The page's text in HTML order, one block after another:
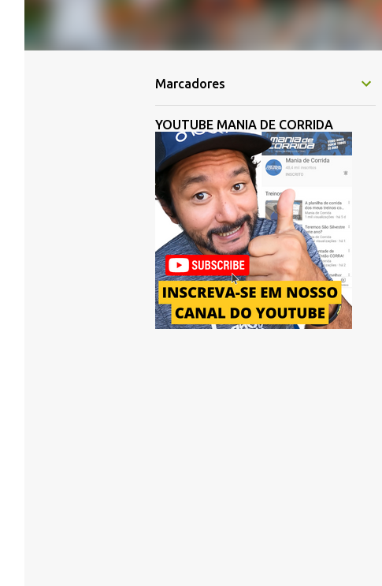
Marcadores
YOUTUBE MANIA DE CORRIDA